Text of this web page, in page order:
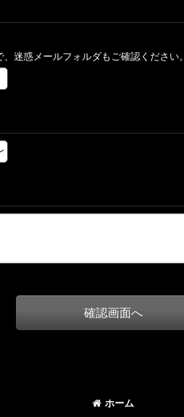
迷惑メールフォルダもご確認ください。
確認画面へ
ホーム